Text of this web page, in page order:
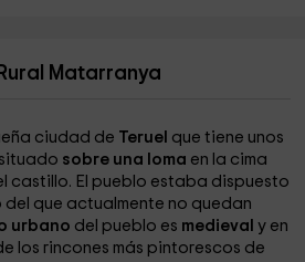
Matarranya
ciudad de Teruel que tiene unos
sobre una loma en la cima
castillo. El pueblo estaba dispuesto
que actualmente no quedan
urbano del pueblo es medievaly en
los rincones más pintorescos de